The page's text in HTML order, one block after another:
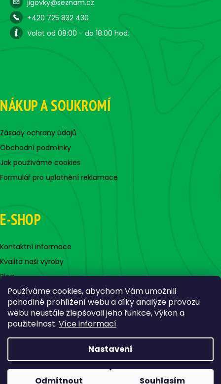
Používáme cookies, abychom Vám umožnili
pohodlné prohlížení webu a díky analýze provozu
webu neustále zlepšovali jeho funkce, výkon a
použitelnost. Více informací
Nastavení
Odmítnout Souhlasím
jigovky@seznam.cz
+420 725 832 430
Volat od 08:00 - do 18:00 hod.
NÁKUP A SOUKROMÍ
Zásady ochrany údajů
Obchodní podmínky
Jak používáme cookies
Formulář pro uplatnění reklamace
E-SHOP
Kontaktní informace
Kvalita naši výroby
Blog
Copyright 2026Jigovky.cz. Všechna práva vyhrazena.
Upravit nastavení cookies